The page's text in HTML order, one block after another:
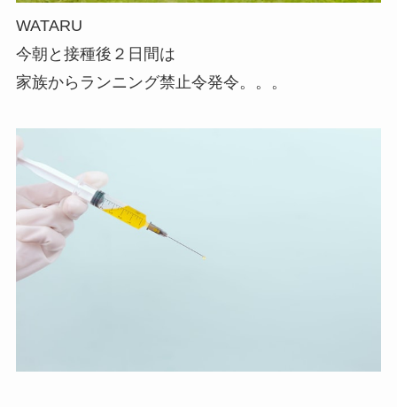
WATARU
今朝と接種後２日間は
家族からランニング禁止令発令。。。